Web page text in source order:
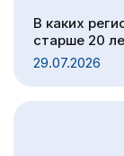
В каких
старше 20
29.07.2026